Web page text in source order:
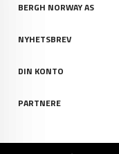
BERGH NORWAY AS
NYHETSBREV
DIN KONTO
PARTNERE